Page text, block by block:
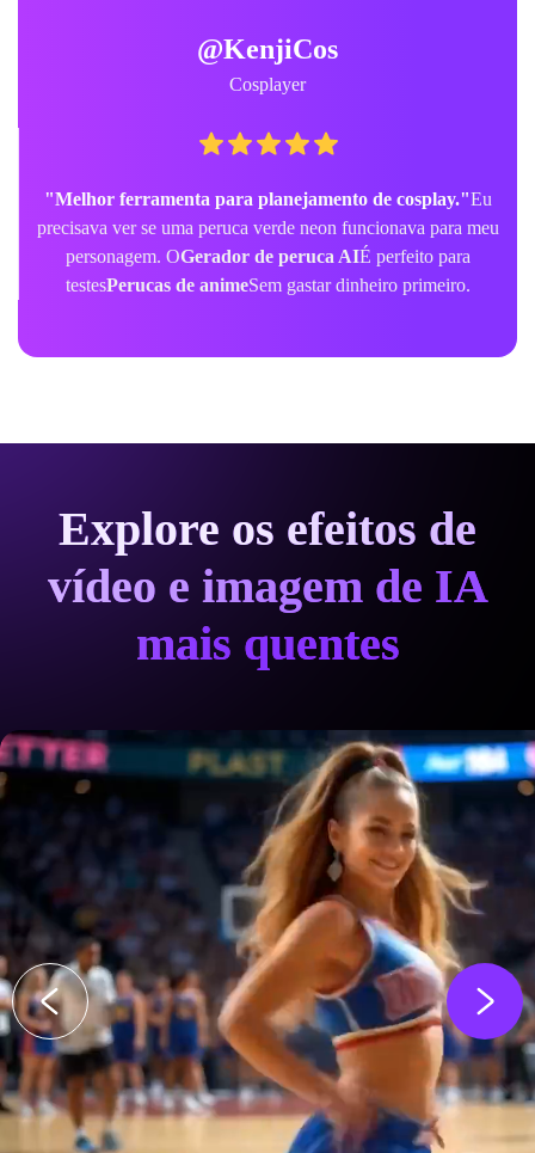
@KenjiCos
Cosplayer
"Melhor ferramenta para planejamento de cosplay."Eu
precisava ver se uma peruca verde neon funcionava para meu
personagem. OGerador de peruca AIÉ perfeito para
testesPerucas de animeSem gastar dinheiro primeiro.
Explore os efeitos de
vídeo e imagem de IA
mais quentes